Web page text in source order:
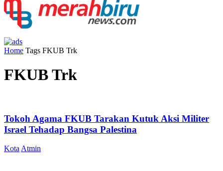
Home Tags FKUB Trk
FKUB Trk
Tokoh Agama FKUB Tarakan Kutuk Aksi Militer
Israel Tehadap Bangsa Palestina
Kota Atmin